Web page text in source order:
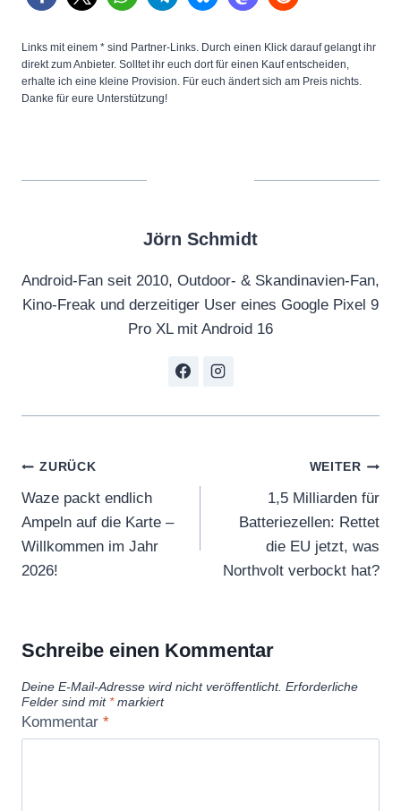
n
Y
o
n
Links mit einem * sind Partner-Links. Durch einen Klick darauf gelangt ihr
direkt zum Anbieter. Solltet ihr euch dort für einen Kauf entscheiden,
erhalte ich eine kleine Provision. Für euch ändert sich am Preis nichts.
Danke für eure Unterstützung!
Jörn Schmidt
Android-Fan seit 2010, Outdoor- & Skandinavien-Fan,
Kino-Freak und derzeitiger User eines Google Pixel 9
Pro XL mit Android 16
Beitragsnavigation
ZURÜCK
Waze packt endlich
Ampeln auf die Karte –
Willkommen im Jahr
2026!
WEITER
1,5 Milliarden für
Batteriezellen: Rettet
die EU jetzt, was
Northvolt verbockt hat?
Schreibe einen Kommentar
Deine E-Mail-Adresse wird nicht veröffentlicht. Erforderliche
Felder sind mit *markiert
Kommentar *